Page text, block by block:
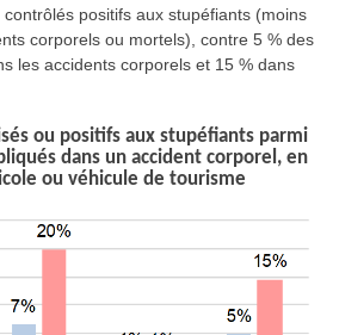
positifs aux stupéfiants (moins
corporels ou mortels), contre 5 % des
les accidents corporels et 15 % dans
ou positifs aux stupéfiants parmi
dans un accident corporel, en
ou véhicule de tourisme